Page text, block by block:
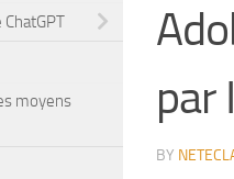
par
BY
moyens